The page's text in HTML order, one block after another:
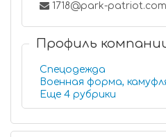
1718@park-patriot.com
Профиль
Спецодежда
Военная форма,
Еще 4 рубрики